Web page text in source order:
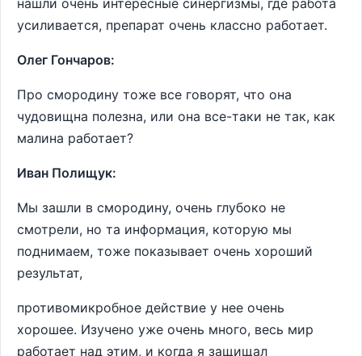
нашли очень интересные синергизмы, где работа
усиливается, препарат очень классно работает.
Олег Гончаров:
Про смородину тоже все говорят, что она
чудовищна полезна, или она все-таки не так, как
малина работает?
Иван Полищук:
Мы зашли в смородину, очень глубоко не
смотрели, но та информация, которую мы
поднимаем, тоже показывает очень хороший
результат,
противомикробное действие у нее очень
хорошее. Изучено уже очень много, весь мир
работает над этим, и когда я защищал